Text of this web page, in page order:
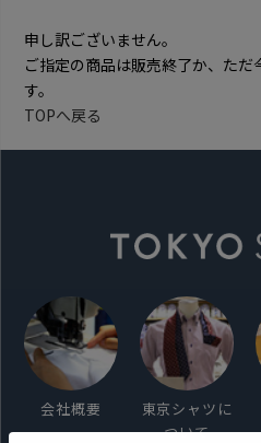
申し訳ございません。
ご指定の商品は販売終了か、た
す。
TOPへ戻る
会社概要
東京シャツに
ついて